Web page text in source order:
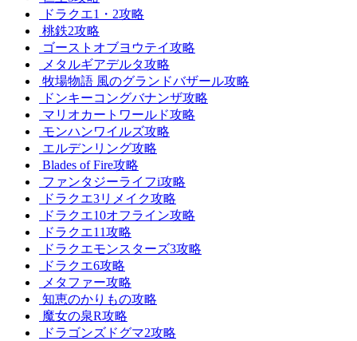
ドラクエ1・2攻略
桃鉄2攻略
ゴーストオブヨウテイ攻略
メタルギアデルタ攻略
牧場物語 風のグランドバザール攻略
ドンキーコングバナンザ攻略
マリオカートワールド攻略
モンハンワイルズ攻略
エルデンリング攻略
Blades of Fire攻略
ファンタジーライフi攻略
ドラクエ3リメイク攻略
ドラクエ10オフライン攻略
ドラクエ11攻略
ドラクエモンスターズ3攻略
ドラクエ6攻略
メタファー攻略
知恵のかりもの攻略
魔女の泉R攻略
ドラゴンズドグマ2攻略